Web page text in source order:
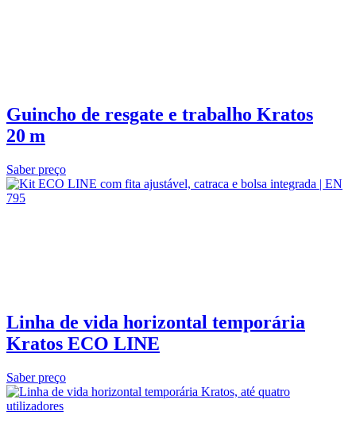
Guincho de resgate e trabalho Kratos
20 m
Saber preço
Linha de vida horizontal temporária
Kratos ECO LINE
Saber preço